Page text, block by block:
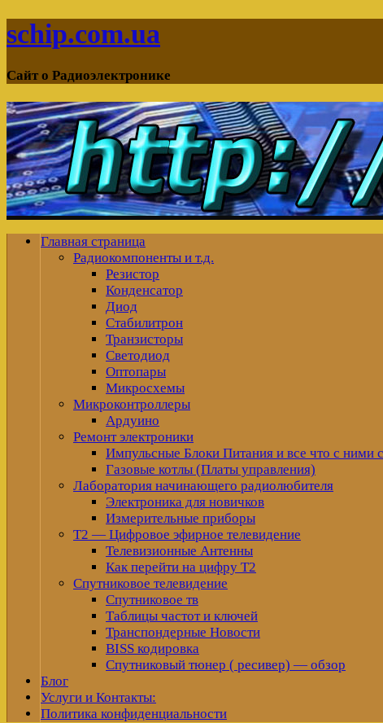
schip.com.ua
Сайт о Радиоэлектронике
Главная страница
Радиокомпоненты и т.д.
Резистор
Конденсатор
Диод
Стабилитрон
Транзисторы
Светодиод
Оптопары
Микросхемы
Микроконтроллеры
Ардуино
Ремонт электроники
Импульсные Блоки Питания и все что с ними
Газовые котлы (Платы управления)
Лаборатория начинающего радиолюбителя
Электроника для новичков
Измерительные приборы
Т2 — Цифровое эфирное телевидение
Телевизионные Антенны
Как перейти на цифру Т2
Спутниковое телевидение
Спутниковое тв
Таблицы частот и ключей
Транспондерные Новости
BISS кодировка
Спутниковый тюнер ( ресивер) — обзор
Блог
Услуги и Контакты:
Политика конфиденциальности